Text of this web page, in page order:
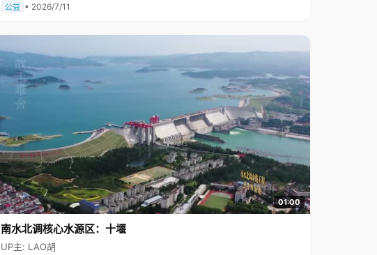
公益 • 2026/7/11
01:00
南水北调核心水源区：十堰
UP主: LAO胡